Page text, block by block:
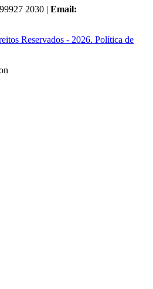
2030 | Email:
Reservados - 2026. Política de